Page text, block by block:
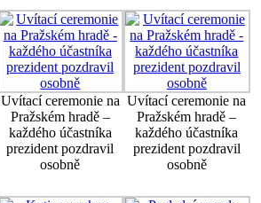
Uvítací ceremonie na
Pražském hradě –
každého účastníka
prezident pozdravil
osobně
Uvítací ceremonie na
Pražském hradě –
každého účastníka
prezident pozdravil
osobně